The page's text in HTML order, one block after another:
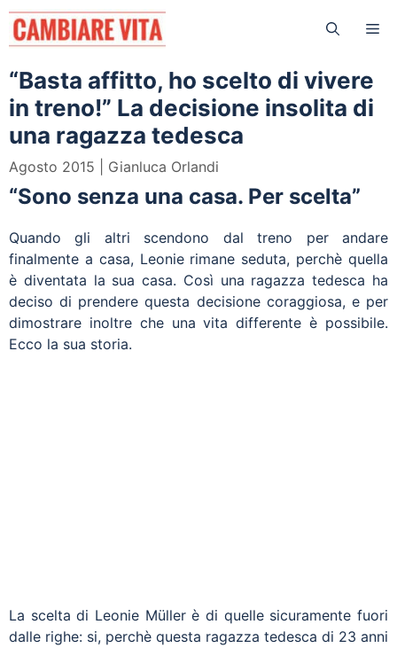
Vai
contenuto
“Basta affitto, ho scelto di vivere
in treno!” La decisione insolita di
una ragazza tedesca
Agosto 2015 Gianluca Orlandi
“Sono senza una casa. Per scelta”
Quando gli altri scendono dal treno per andare
finalmente a casa, Leonie rimane seduta, perchè quella
è diventata la sua casa. Così una ragazza tedesca ha
deciso di prendere questa decisione coraggiosa, e per
dimostrare inoltre che una vita differente è possibile.
Ecco la sua storia.
La scelta di Leonie Müller è di quelle sicuramente fuori
dalle righe: si, perchè questa ragazza tedesca di 23 anni